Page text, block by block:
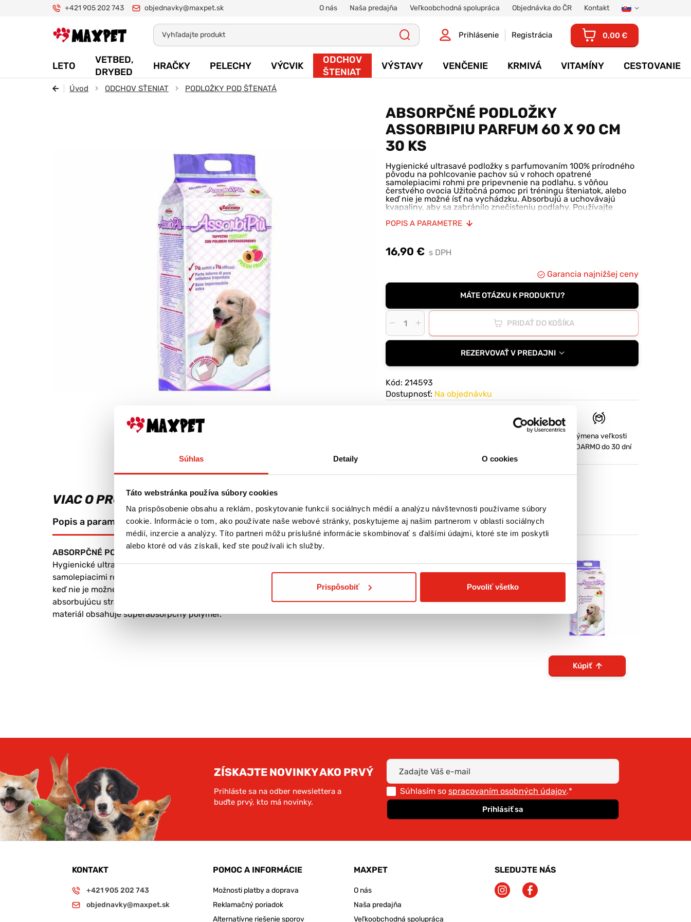
Súhlas Detaily O cookies
Táto webstránka používa súbory cookies
Na prispôsobenie obsahu a reklám, poskytovanie funkcií sociálnych médií a analýzu návštevnosti používame súbory
cookie. Informácie o tom, ako používate naše webové stránky, poskytujeme aj našim partnerom v oblasti sociálnych
médií, inzercie a analýzy. Títo partneri môžu príslušné informácie skombinovať s ďalšími údajmi, ktoré ste im poskytli
alebo ktoré od vás získali, keď ste používali ich služby.
Prispôsobiť Povoliť všetko
+421 905 202 743 objednavky@maxpet.sk O nás Naša predajňa Veľkoobchodná spolupráca Objednávka do ČR
Kontakt
Prihlásenie Registrácia 0,00 €
LETO
VETBED,
DRYBED
HRAČKY PELECHY VÝCVIK
ODCHOV
ŠTENIAT
VÝSTAVY VENČENIE KRMIVÁ VITAMÍNY CESTOVANIE
Úvod ODCHOV SŤENIAT PODLOŽKY POD ŠŤENATÁ
ABSORPČNÉ PODLOŽKY
ASSORBIPIU PARFUM 60 X 90 CM
30 KS
Hygienické ultrasavé podložky s parfumovaním 100% prírodného
pôvodu na pohlcovanie pachov sú v rohoch opatrené
samolepiacimi rohmi pre pripevnenie na podlahu. s vôňou
čerstvého ovocia Užitočná pomoc pri tréningu šteniatok, alebo
keď nie je možné ísť na vychádzku. Absorbujú a uchovávajú
kvapaliny, aby sa zabránilo znečisteniu podlahy. Používajte
a priestory ako koberce, pohovky a kreslá. Absorpčný materiál
POPIS A PARAMETRE
16,90 € s DPH
Garancia najnižšej ceny
MÁTE OTÁZKU K PRODUKTU?
PRIDAŤ DO KOŠÍKA
REZERVOVAŤ V PREDAJNI
Kód: 214593
Dostupnosť: Na objednávku
Výmena veľkosti
ZADARMOdo 30 dní
VIAC O PRODUKTE
Popis a parametre Výrobca
ABSORPČNÉ PODLOŽKY ASSORBIPIU PARFUM 60 X 90 CM 30 KS
Hygienické ultrasavé podložky s parfumovaním 100% prírodného pôvodu na pohlcovanie pachov sú v rohoch opatrené
samolepiacimi rohmi pre pripevnenie na podlahu. s vôňou čerstvého ovocia Užitočná pomoc pri tréningu šteniatok, alebo
keď nie je možné ísť na vychádzku. Absorbujú a uchovávajú kvapaliny, aby sa zabránilo znečisteniu podlahy. Používajte
absorbujúcu stranu podložky ako vrchnú. Chráni pelech zvieraťa a priestory ako koberce, pohovky a kreslá. Absorpčný
materiál obsahuje superabsorpčný polymér.
Kúpiť
ZÍSKAJTE NOVINKY AKO PRVÝ
Prihláste sa na odber newslettera a
buďte prvý, kto má novinky.
Súhlasím so spracovaním osobných údajov.*
Prihlásiť sa
KONTAKT
+421 905 202 743
objednavky@maxpet.sk
POMOC A INFORMÁCIE
Možnosti platby a doprava
Reklamačný poriadok
Alternatívne riešenie sporov
MAXPET
O nás
Naša predajňa
Veľkoobchodná spolupráca
SLEDUJTE NÁS